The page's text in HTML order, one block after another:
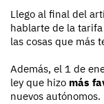
Llego al final del
hablarte de la
las cosas que más
Además, el 1 de
ley que hizo más
nuevos autónomos.